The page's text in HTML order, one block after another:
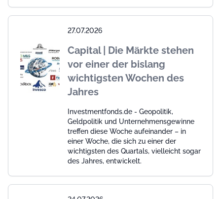
27.07.2026
Capital | Die Märkte stehen
vor einer der bislang
wichtigsten Wochen des
Jahres
Investmentfonds.de - Geopolitik,
Geldpolitik und Unternehmensgewinne
treffen diese Woche aufeinander – in
einer Woche, die sich zu einer der
wichtigsten des Quartals, vielleicht sogar
des Jahres, entwickelt.